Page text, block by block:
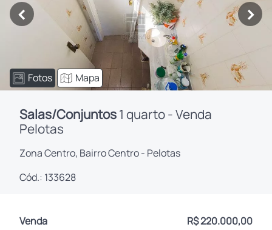
< >
Fotos Mapa
Salas/Conjuntos1 quarto - Venda
Pelotas
Zona Centro, Bairro Centro - Pelotas
Cód.: 133628
Venda R$ 220.000,00